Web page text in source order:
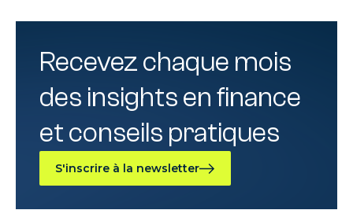
Recevez chaque mois
des insights en finance
et conseils pratiques
S'inscrire à la newsletter